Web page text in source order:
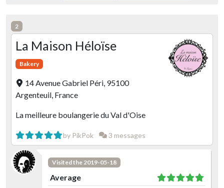
2
La Maison Héloïse
Bakery
14 Avenue Gabriel Péri, 95100
Argenteuil, France
La meilleure boulangerie du Val d'Oise
by PikPok 3 messages
Visited the 2019-05-18
Average